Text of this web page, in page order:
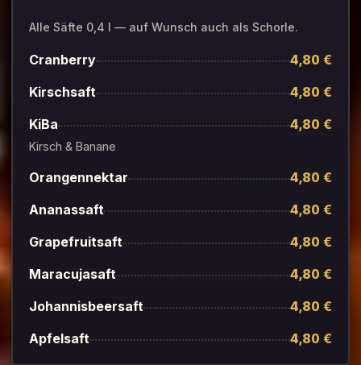
Alle Säfte 0,4 l — auf Wunsch auch als Schorle.
Cranberry
4,80 €
Kirschsaft
4,80 €
KiBa
4,80 €
Kirsch & Banane
Orangennektar
4,80 €
Ananassaft
4,80 €
Grapefruitsaft
4,80 €
Maracujasaft
4,80 €
Johannisbeersaft
4,80 €
Apfelsaft
4,80 €